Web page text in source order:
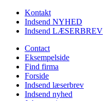
Kontakt
Indsend NYHED
Indsend LÆSERBREV
Contact
Eksempelside
Find firma
Forside
Indsend læserbrev
Indsend nyhed